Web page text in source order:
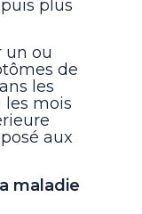
plus
un ou
de
les
les mois
aux
maladie